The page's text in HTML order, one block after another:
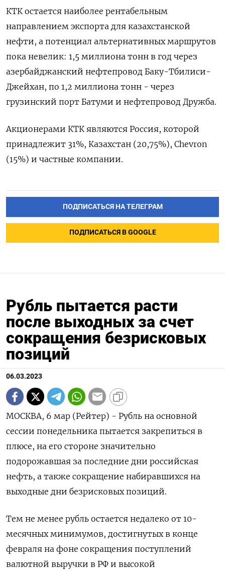
КТК остается наиболее рентабельным
направлением экспорта для казахстанской
нефти, а потенциал альтернативных маршрутов
пока невелик: 1,5 миллиона тонн в год через
азербайджанский нефтепровод Баку-Тбилиси-
Джейхан, по 1,2 миллиона тонн - через
грузинский порт Батуми и нефтепровод Дружба.
Акционерами КТК являются Россия, которой
принадлежит 31%, Казахстан (20,75%), Chevron
(15%) и частные компании.
ПОДПИСАТЬСЯ НА ТЕЛЕГРАМ
ПОДПИСАТЬСЯ В GOOGLE
Рубль пытается расти
после выходных за счет
сокращения безрисковых
позиций
06.03.2023
МОСКВА, 6 мар (Рейтер) - Рубль на основной
сессии понедельника пытается закрепиться в
плюсе, на его стороне значительно
подорожавшая за последние дни российская
нефть, а также сокращение набиравшихся на
выходные дни безрисковых позиций.
Тем не менее рубль остается недалеко от 10-
месячных минимумов, достигнутых в конце
февраля на фоне сокращения поступлений
валютной выручки в РФ и высокой